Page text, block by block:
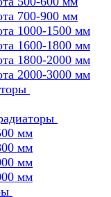
700-900 мм
1000-1500 мм
1600-1800 мм
1800-2000 мм
2000-3000 мм
мм
мм
мм
мм